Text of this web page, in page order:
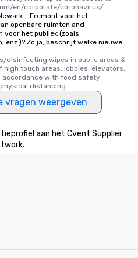
en/corporate/coronavirus/
- Fremont voor het
openbare ruimten and
voor het publiek (zoals
Zo ja, beschrijf welke nieuwe
disinfecting wipes in public areas &
touch areas, lobbies, elevators,
accordance with food safety
distancing
vragen weergeven
aan het Cvent Supplier